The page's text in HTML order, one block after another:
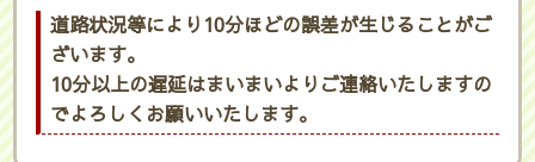
道路状況等により10分ほどの誤差が生じることがご
ざいます。
10分以上の遅延はまいまいよりご連絡いたしますの
でよろしくお願いいたします。